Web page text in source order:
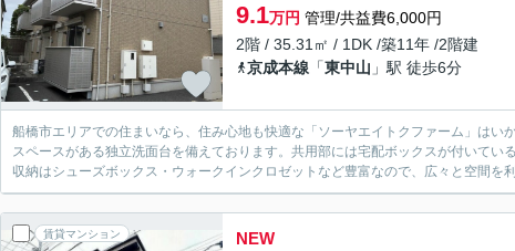
9.1万円 管理/共益費6,000円
2階 / 35.31㎡ / 1DK /築11年 /2階建
京成本線 「東中山 」駅 徒歩6分
船橋市エリアでの住まいなら、住み心地も快適な「ソーヤエイトクファーム」は
スペースがある独立洗面台を備えております。共用部には宅配ボックスが付いてい
収納はシューズボックス・ウォークインクロゼットなど豊富なので、広々と空間を
賃貸マンション NEW